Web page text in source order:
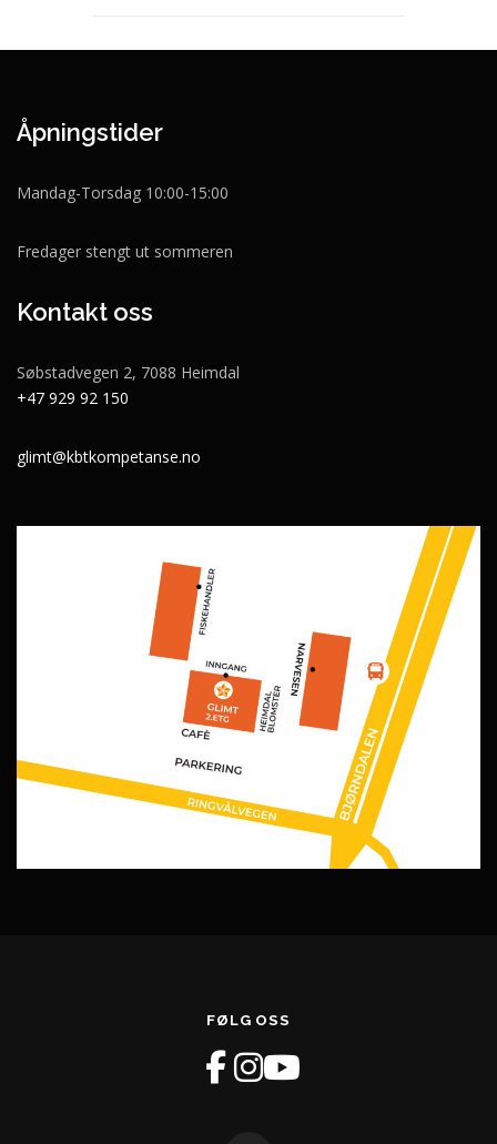
Åpningstider
Mandag-Torsdag 10:00-15:00
Fredager stengt ut sommeren
Kontakt oss
Søbstadvegen 2, 7088 Heimdal
+47 929 92 150
glimt@kbtkompetanse.no
FØLG OSS